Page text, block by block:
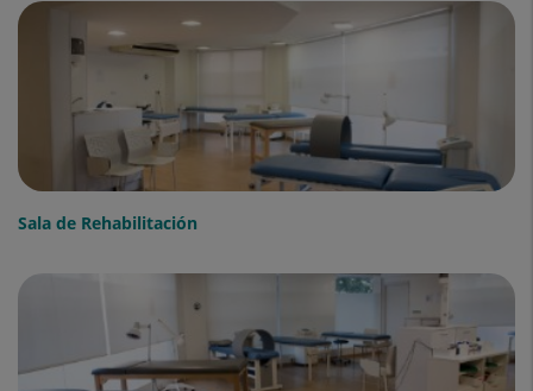
Sala de Rehabilitación